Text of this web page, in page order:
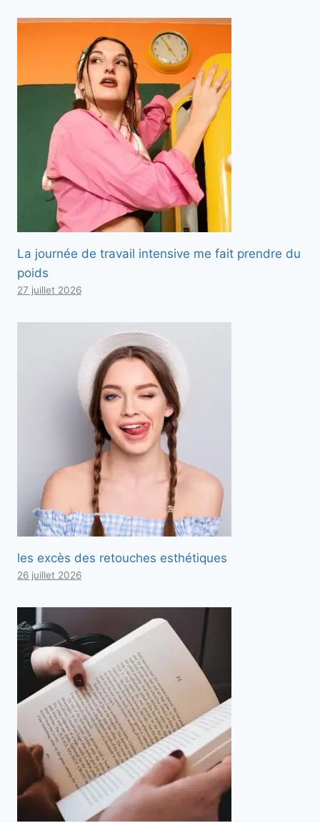
La journée de travail intensive me fait prendre du
poids
27 juillet 2026
les excès des retouches esthétiques
26 juillet 2026